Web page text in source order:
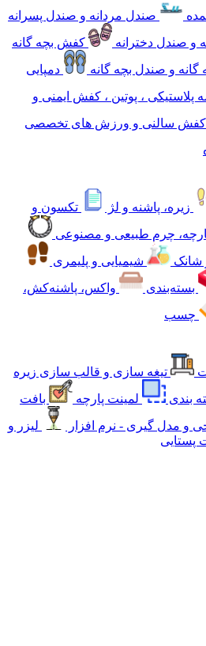
صندل مردانه و صندل پسرانه
و صندل دخترانه
کفش بچه گانه
گانه و صندل بچه گانه
دمپایی
پلاستیکی ، پوتین ، کفش ایمنی و
کفش سالنی و ورزش های تخصصی
زیره، پاشنه و لژ
تکسون و
چرم طبیعی و مصنوعی
شانک
شیمیایی و پلیمری
بسته‌بندی
واکس، پاشنه‌کش،
چسب
تیغه سازی و قالب سازی زیره
بندی
لمینت پارچه
بافت
و مدل گیری - نرم افزار
لیزر و
پستایی